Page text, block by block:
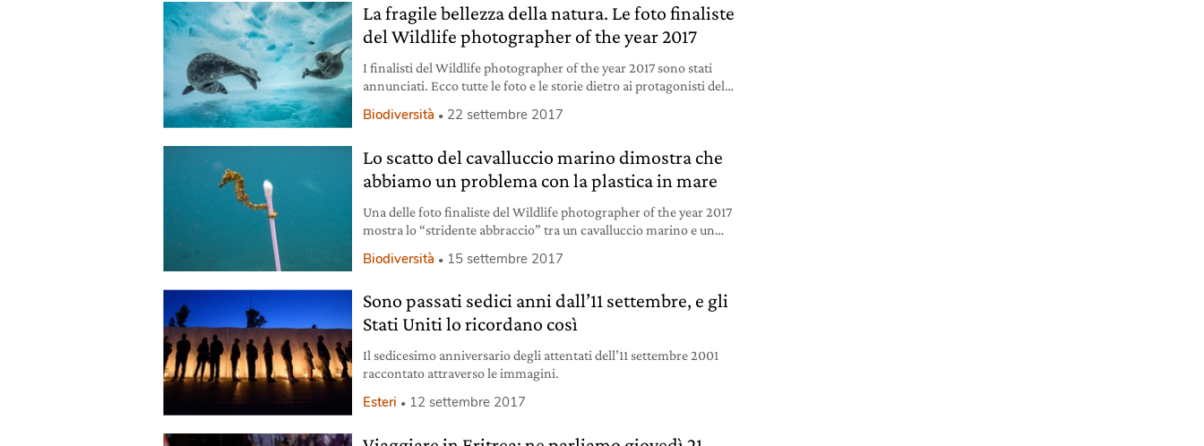
La fragile bellezza della natura. Le foto finaliste
del Wildlife photographer of the year 2017
I finalisti del Wildlife photographer of the year 2017 sono stati
annunciati. Ecco tutte le foto e le storie dietro ai protagonisti della
Biodiversità 22 settembre 2017
Lo scatto del cavalluccio marino dimostra che
abbiamo un problema con la plastica in mare
Una delle foto finaliste del Wildlife photographer of the year 2017
mostra lo “stridente abbraccio” tra un cavalluccio marino e un
cattive abitudini e il mare.
Biodiversità 15 settembre 2017
Sono passati sedici anni dall’11 settembre, e gli
Stati Uniti lo ricordano così
Il sedicesimo anniversario degli attentati dell’11 settembre 2001
raccontato attraverso le immagini.
Esteri 12 settembre 2017